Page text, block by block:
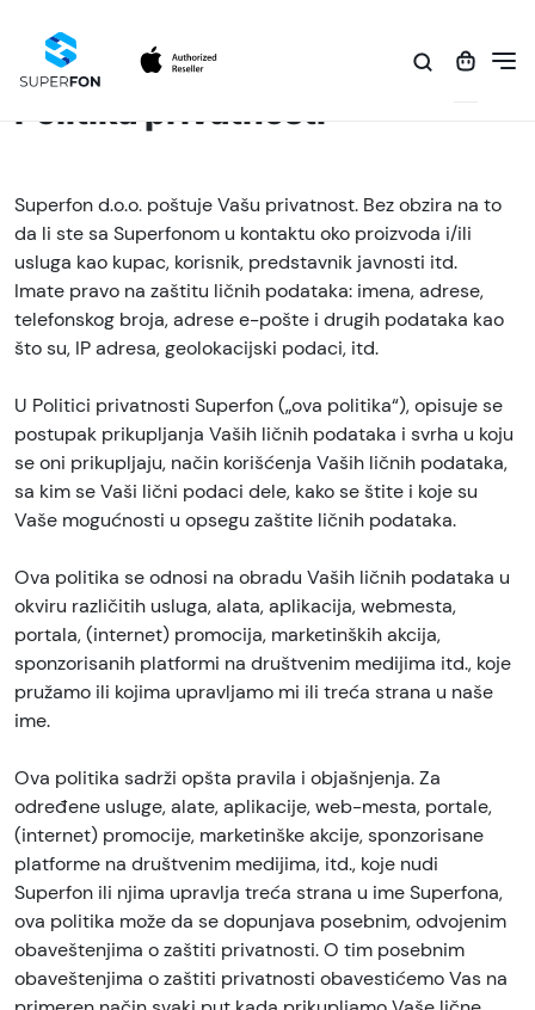
Politika privatnosti
Superfon d.o.o. poštuje Vašu privatnost. Bez obzira na to
da li ste sa Superfonom u kontaktu oko proizvoda i/ili
usluga kao kupac, korisnik, predstavnik javnosti itd.
Imate pravo na zaštitu ličnih podataka: imena, adrese,
telefonskog broja, adrese e-pošte i drugih podataka kao
što su, IP adresa, geolokacijski podaci, itd.
U Politici privatnosti Superfon („ova politika“), opisuje se
postupak prikupljanja Vaših ličnih podataka i svrha u koju
se oni prikupljaju, način korišćenja Vaših ličnih podataka,
sa kim se Vaši lični podaci dele, kako se štite i koje su
Vaše mogućnosti u opsegu zaštite ličnih podataka.
Ova politika se odnosi na obradu Vaših ličnih podataka u
okviru različitih usluga, alata, aplikacija, webmesta,
portala, (internet) promocija, marketinških akcija,
sponzorisanih platformi na društvenim medijima itd., koje
pružamo ili kojima upravljamo mi ili treća strana u naše
ime.
Ova politika sadrži opšta pravila i objašnjenja. Za
određene usluge, alate, aplikacije, web-mesta, portale,
(internet) promocije, marketinške akcije, sponzorisane
platforme na društvenim medijima, itd., koje nudi
Superfon ili njima upravlja treća strana u ime Superfona,
ova politika može da se dopunjava posebnim, odvojenim
obaveštenjima o zaštiti privatnosti. O tim posebnim
obaveštenjima o zaštiti privatnosti obavestićemo Vas na